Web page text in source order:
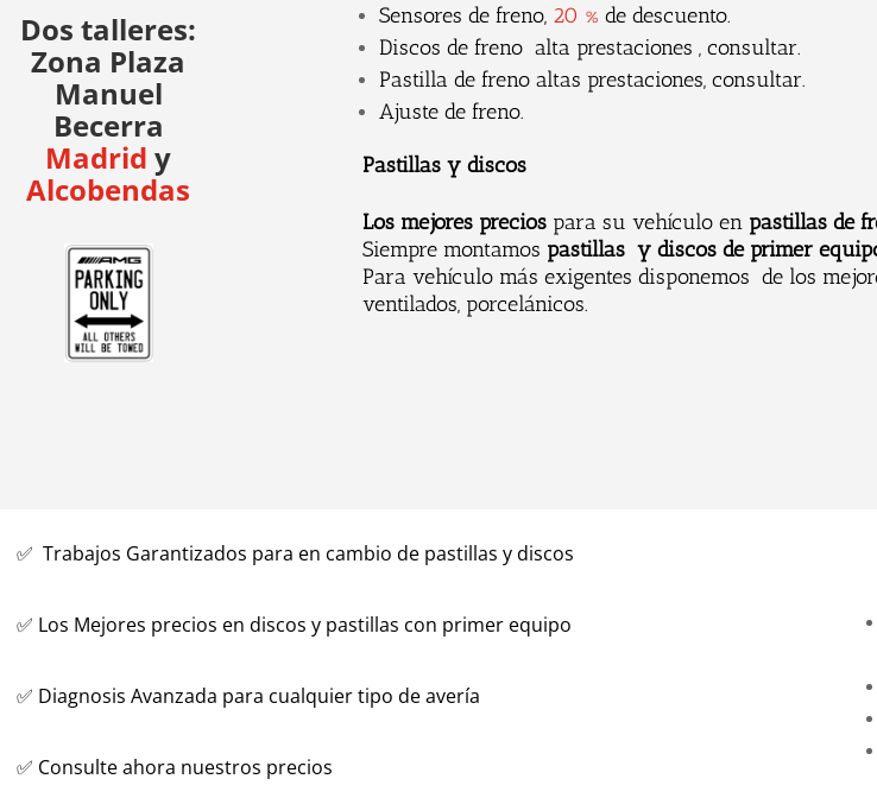
Dos talleres:
Zona Plaza
Manuel
Becerra
Madrid y
Alcobendas
Sensores de freno, 20 % de descuento.
Discos de freno alta prestaciones , consultar.
Pastilla de freno altas prestaciones, consultar.
Ajuste de freno.
Pastillas y discos
Los mejores precios para su vehículo en pastillas de
Siempre montamos pastillas y discos de primer
Para vehículo más exigentes disponemos de los
ventilados, porcelánicos.
✅ Trabajos Garantizados para en cambio de pastillas y discos
✅ Los Mejores precios en discos y pastillas con primer equipo
✅ Diagnosis Avanzada para cualquier tipo de avería
✅ Consulte ahora nuestros precios